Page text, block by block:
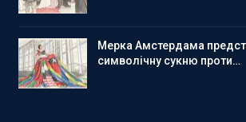
Мерка Амстердама
символічну сукню проти…